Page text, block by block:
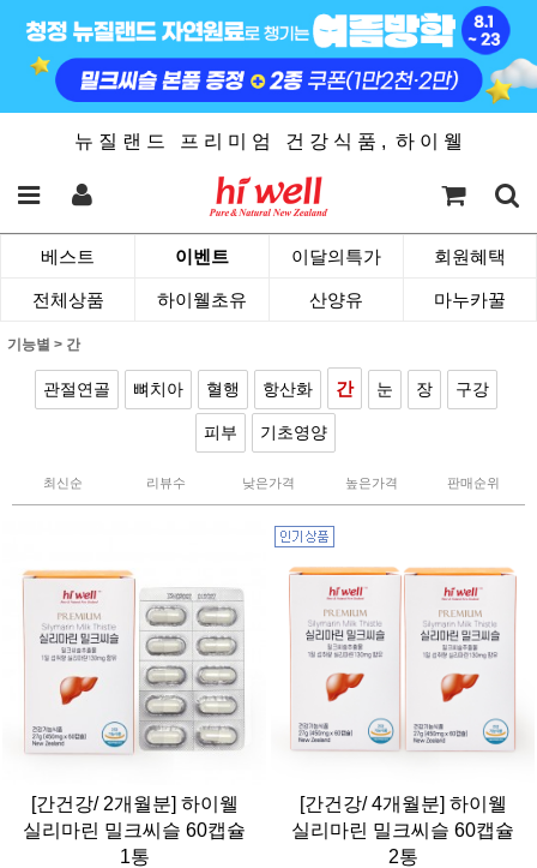
뉴 질 랜 드 프 리 미 엄 건 강 식 품 , 하 이 웰
베스트 이벤트 이달의특가 회원혜택
전체상품 하이웰초유 산양유 마누카꿀
기능별 > 간
관절연골 뼈치아 혈행 항산화 간 눈 장 구강
피부 기초영양
최신순 리뷰수 낮은가격 높은가격 판매순위
[간건강/ 2개월분] 하이웰
실리마린 밀크씨슬 60캡슐
1통
[간건강/ 4개월분] 하이웰
실리마린 밀크씨슬 60캡슐
2통